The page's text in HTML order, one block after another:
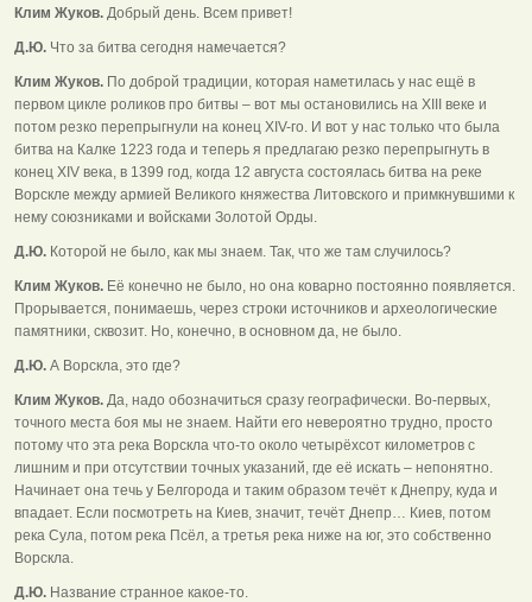
Клим Жуков. Добрый день. Всем привет!
Д.Ю. Что за битва сегодня намечается?
Клим Жуков. По доброй традиции, которая наметилась у нас ещё в
первом цикле роликов про битвы – вот мы остановились на XIII веке и
потом резко перепрыгнули на конец XIV-го. И вот у нас только что была
битва на Калке 1223 года и теперь я предлагаю резко перепрыгнуть в
конец XIV века, в 1399 год, когда 12 августа состоялась битва на реке
Ворскле между армией Великого княжества Литовского и примкнувшими к
нему союзниками и войсками Золотой Орды.
Д.Ю. Которой не было, как мы знаем. Так, что же там случилось?
Клим Жуков. Её конечно не было, но она коварно постоянно появляется.
Прорывается, понимаешь, через строки источников и археологические
памятники, сквозит. Но, конечно, в основном да, не было.
Д.Ю. А Ворскла, это где?
Клим Жуков. Да, надо обозначиться сразу географически. Во-первых,
точного места боя мы не знаем. Найти его невероятно трудно, просто
потому что эта река Ворскла что-то около четырёхсот километров с
лишним и при отсутствии точных указаний, где её искать – непонятно.
Начинает она течь у Белгорода и таким образом течёт к Днепру, куда и
впадает. Если посмотреть на Киев, значит, течёт Днепр… Киев, потом
река Сула, потом река Псёл, а третья река ниже на юг, это собственно
Ворскла.
Д.Ю. Название странное какое-то.